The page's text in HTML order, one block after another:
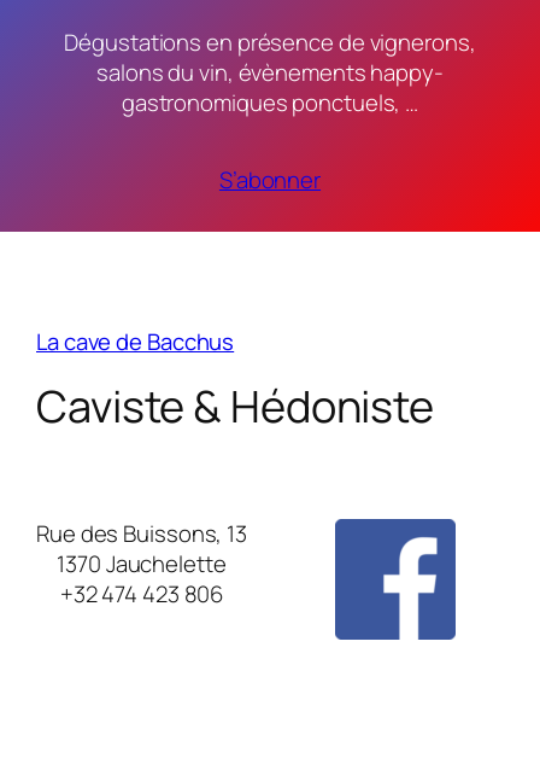
Dégustations en présence de vignerons,
salons du vin, évènements happy-
gastronomiques ponctuels, …
S’abonner
La cave de Bacchus
Caviste & Hédoniste
Rue des Buissons, 13
1370 Jauchelette
+32 474 423 806